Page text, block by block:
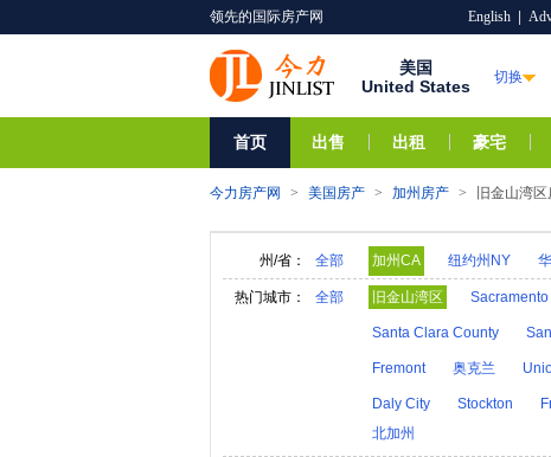
领先的国际房产网 English
美国
United States
切换
首页 出售 出租 豪宅
今力房产网 > 美国房产 > 加州房产 > 旧金山湾
州/省： 全部 加州CA 纽约州NY
阿拉巴马AL 夏威夷HI
亚利桑那AZ 阿肯色AR
内华达NV 新汉普郡NH
奥克拉荷马OK 俄勒冈州
维莫特VT
热门城市： 全部 旧金山湾区 Sacramento
Santa Clara County
Fremont 奥克兰
Daly City Stockton
北加州